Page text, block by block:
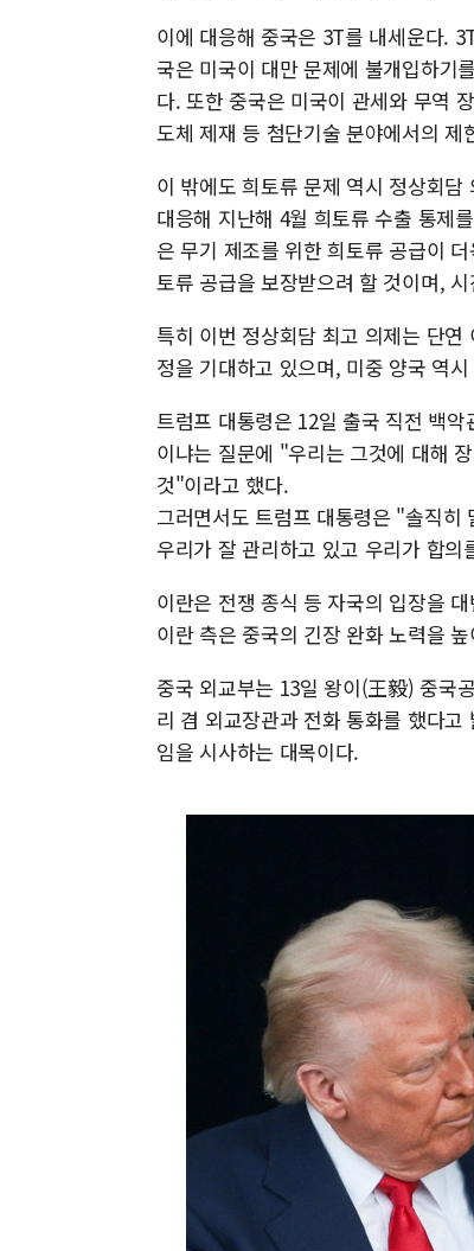
이에 대응해 중국은 3T를 내세운다.
국은 미국이 대만 문제에 불개입하기
다. 또한 중국은 미국이 관세와 무역
도체 제재 등 첨단기술 분야에서의
이 밖에도 희토류 문제 역시 정상회
대응해 지난해 4월 희토류 수출 통제
은 무기 제조를 위한 희토류 공급이
토류 공급을 보장받으려 할 것이며,
특히 이번 정상회담 최고 의제는 단
정을 기대하고 있으며, 미중 양국 역
트럼프 대통령은 12일 출국 직전 백
이냐는 질문에 "우리는 그것에 대해
것"이라고 했다.
그러면서도 트럼프 대통령은 "솔직
우리가 잘 관리하고 있고 우리가 합
이란은 전쟁 종식 등 자국의 입장을
이란 측은 중국의 긴장 완화 노력을
중국 외교부는 13일 왕이(王毅) 중국
리 겸 외교장관과 전화 통화를 했다
임을 시사하는 대목이다.